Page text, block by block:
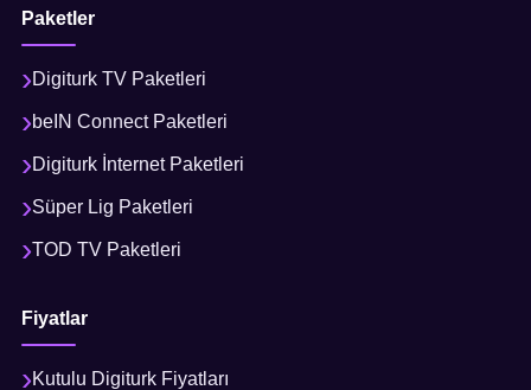
Paketler
Digiturk TV Paketleri
beIN Connect Paketleri
Digiturk İnternet Paketleri
Süper Lig Paketleri
TOD TV Paketleri
Fiyatlar
Kutulu Digiturk Fiyatları